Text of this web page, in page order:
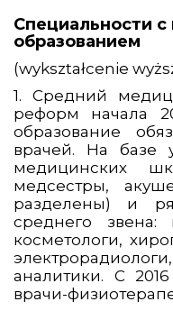
Специальности
образованием
(wykształcenie
1. Средний
реформ начала
образование
врачей. На базе
медицинских
медсестры,
разделены) и
среднего звена:
косметологи,
аналитики. С
врачи-